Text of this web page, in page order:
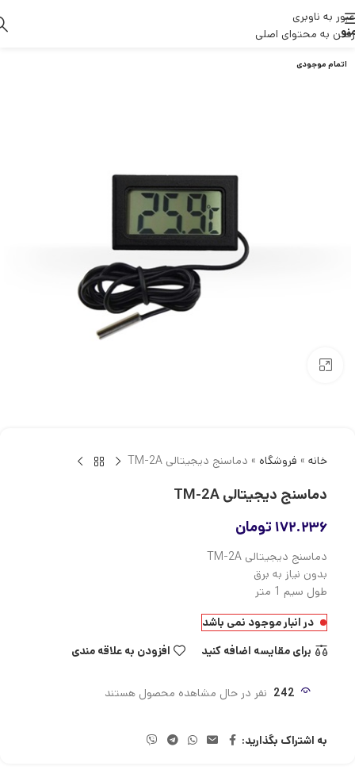
عبور به ناوبری
رفتن به محتوای اصلی
اتمام موجودی
خانه » فروشگاه » دماسنج دیجیتالی TM-2A
دماسنج دیجیتالی TM-2A
۱۷۲.۲۳۶ تومان
دماسنج دیجیتالی TM-2A
بدون نیاز به برق
طول سیم 1 متر
در انبار موجود نمی باشد
برای مقایسه اضافه کنید
افزودن به علاقه مندی
242 نفر در حال مشاهده محصول هستند
به اشتراک بگذارید: